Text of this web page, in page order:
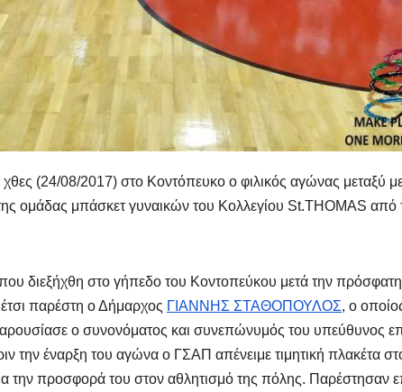
χθες (24/08/2017) στο Κοντόπευκο ο φιλικός αγώνας μεταξύ
ομάδας μπάσκετ γυναικών του Κολλεγίου St.THOMAS από
διεξήχθη στο γήπεδο του Κοντοπεύκου μετά την πρόσφατη
παρέστη ο Δήμαρχος ΓΙΑΝΝΗΣ ΣΤΑΘΟΠΟΥΛΟΣ, ο
ο συνονόματος και συνεπώνυμός του υπεύθυνος
την έναρξη του αγώνα ο ΓΣΑΠ απένειμε τιμητική πλακέτα
την προσφορά του στον αθλητισμό της πόλης. Παρέστησαν